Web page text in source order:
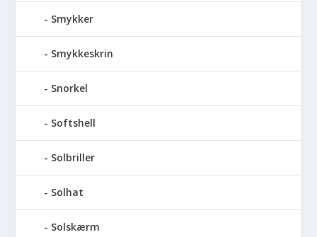
Smykker
Smykkeskrin
Snorkel
Softshell
Solbriller
Solhat
Solskærm